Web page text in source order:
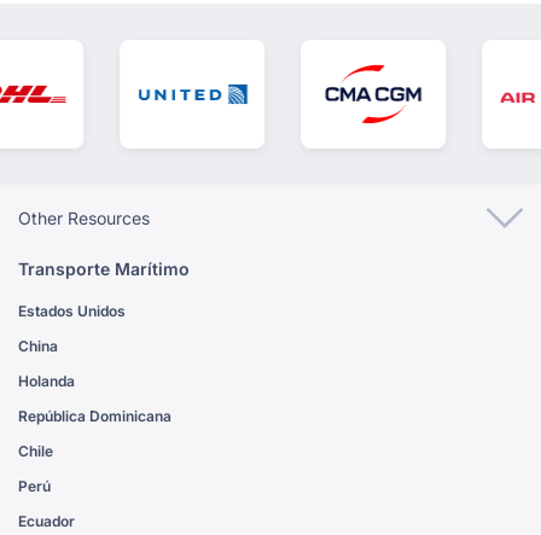
Other Resources
Transporte Marítimo
Estados Unidos
China
Holanda
República Dominicana
Chile
Perú
Ecuador